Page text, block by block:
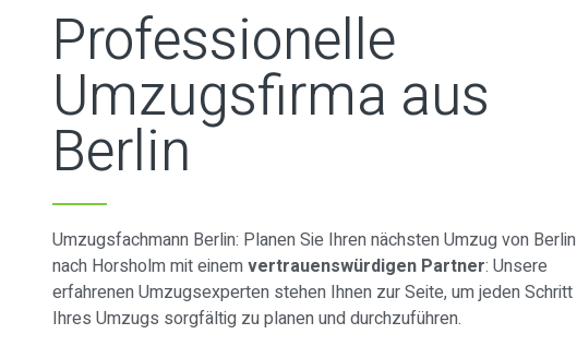
Professionelle
Umzugsfirma aus
Berlin
Umzugsfachmann Berlin: Planen Sie Ihren nächsten Umzug von Berlin
nach Horsholm mit einemvertrauenswürdigen Partner: Unsere
erfahrenen Umzugsexperten stehen Ihnen zur Seite, um jeden Schritt
Ihres Umzugs sorgfältig zu planen und durchzuführen.